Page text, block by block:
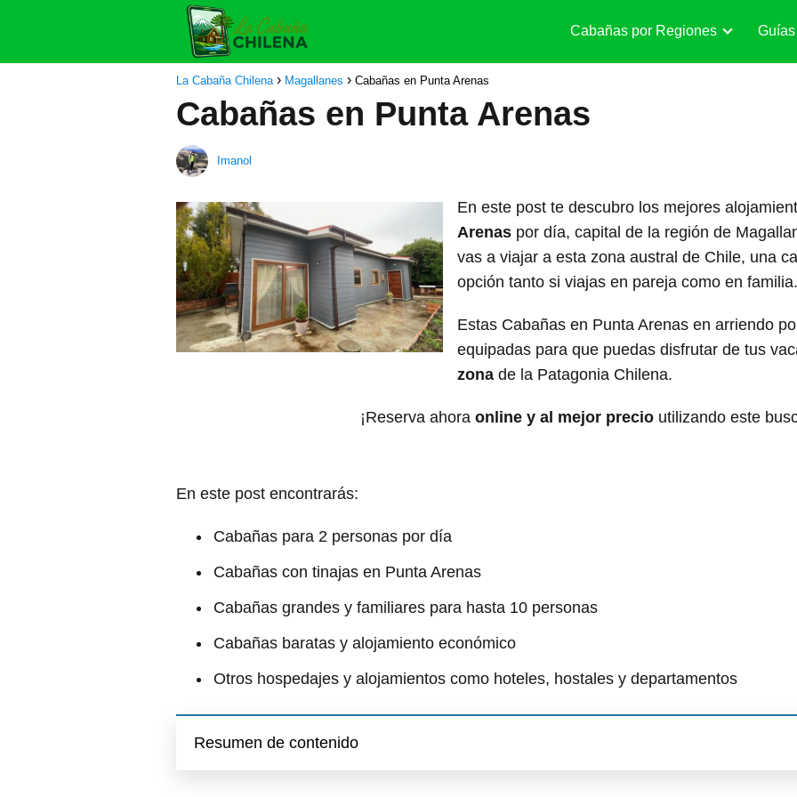
Cabañas por Regiones
La Cabaña Chilena Magallanes Cabañas en Punta Arenas
Cabañas en Punta Arenas
Imanol
En este post te descubro los mejores
Arenas por día, capital de la región de
vas a viajar a esta zona austral de Chile, una
opción tanto si viajas en pareja como en familia.
Estas Cabañas en Punta Arenas en arriendo
equipadas para que puedas disfrutar de tus
zona de la Patagonia Chilena.
¡Reserva ahora online y al mejor precio utilizando este
En este post encontrarás:
Cabañas para 2 personas por día
Cabañas con tinajas en Punta Arenas
Cabañas grandes y familiares para hasta 10 personas
Cabañas baratas y alojamiento económico
Otros hospedajes y alojamientos como hoteles, hostales y departamentos
Resumen de contenido